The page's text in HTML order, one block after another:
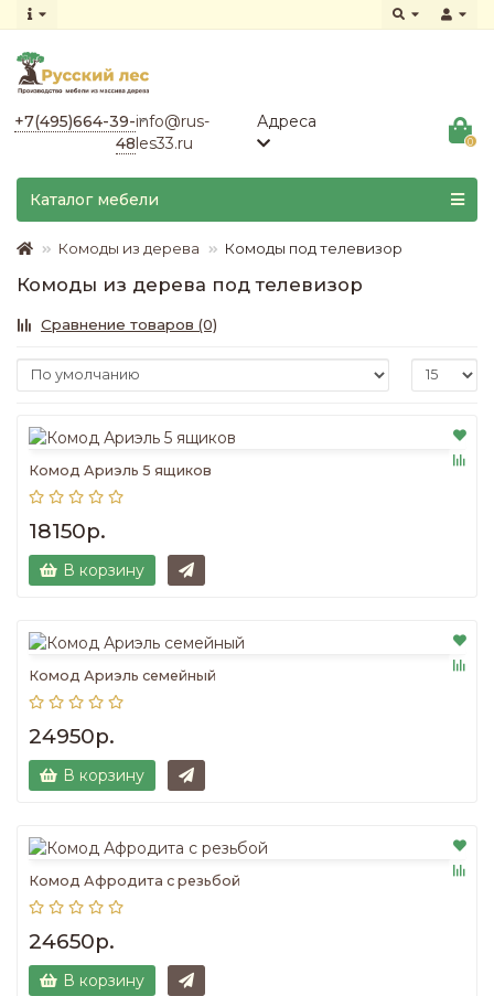
+7(495)664-39-
48
info@rus-
les33.ru
Адреса
0
Каталог мебели
Комоды из дерева Комоды под телевизор
Комоды из дерева под телевизор
Сравнение товаров (0)
Комод Ариэль 5 ящиков
18150р.
В корзину
Комод Ариэль семейный
24950р.
В корзину
Комод Афродита с резьбой
24650р.
В корзину